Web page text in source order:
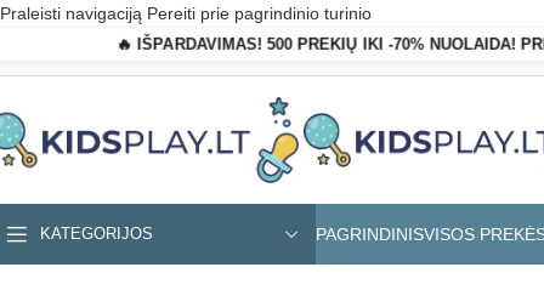
Praleisti navigaciją Pereiti prie pagrindinio turinio
🔥 IŠPARDAVIMAS! 500 PREKIŲ IKI -70% NUOLAIDA!
KATEGORIJOS PAGRINDINISVISOS